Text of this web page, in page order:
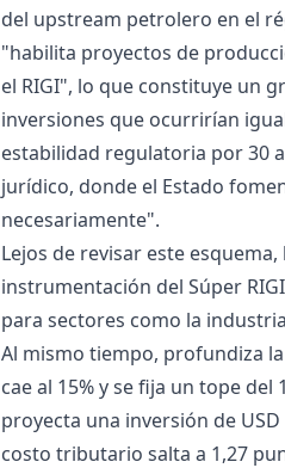
del upstream petrolero en el
"habilita proyectos de
el RIGI", lo que constituye un
inversiones que ocurrirían
estabilidad regulatoria por 30
jurídico, donde el Estado
necesariamente".
Lejos de revisar este
instrumentación del Súper
para sectores como la
Al mismo tiempo, profundiza
cae al 15% y se fija un tope
proyecta una inversión de
costo tributario salta a 1,27